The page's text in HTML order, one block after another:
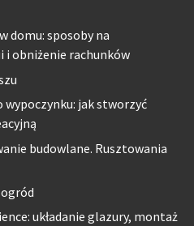
domu: sposoby na
i obniżenie rachunków
jak stworzyć
budowlane. Rusztowania
układanie glazury, montaż